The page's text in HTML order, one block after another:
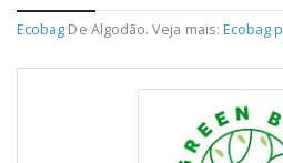
Ecobag De Algodão. Veja mais: Ecobag